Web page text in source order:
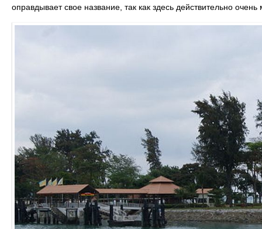
оправдывает свое название, так как здесь действительно очень